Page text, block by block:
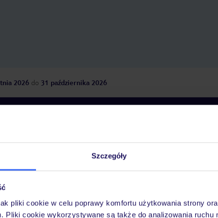
Szczegóły
pliki cookie w celu poprawy komfortu użytkowania strony
Pliki cookie wykorzystywane są także do analizowania ruchu
dla dzieci. Nasz syn
każdego dnia z
Nigdy wcześniej nie
ograniczenie liczby
filmów dla dzieci –
2026 do 31 października 2026
Dlaczego warto wybrać TUI?
Tylko u nas opieka na